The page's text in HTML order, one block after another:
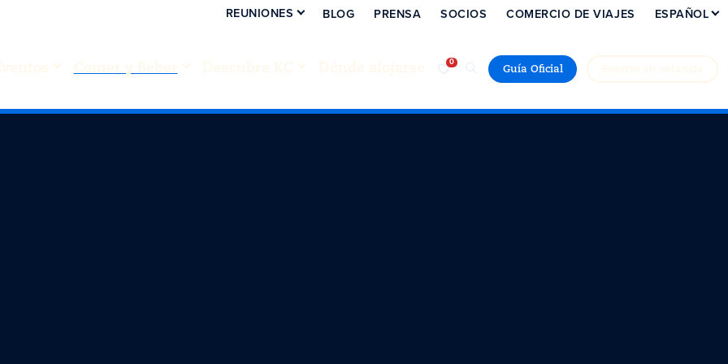
Guía Oficial
REUNIONES BLOG PRENSA SOCIOS COMERCIO DE VIAJES ESPAÑOL